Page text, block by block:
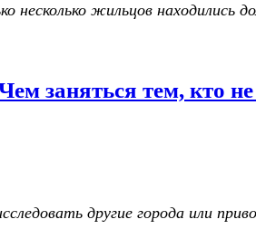
несколько жильцов находились
тем, кто не
другие города или